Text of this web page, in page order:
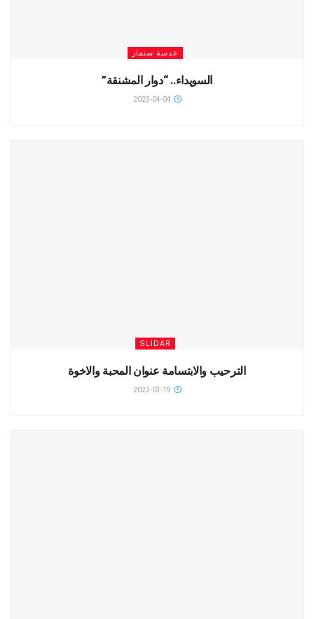
عدسة سنمار
السويداء.. “دوار المشنقة”
SLIDAR
الترحيب والابتسامة عنوان المحبة والاخوة